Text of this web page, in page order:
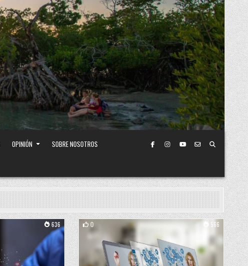
OPINIÓN
SOBRE NOSOTROS
636 0 566
Posted in